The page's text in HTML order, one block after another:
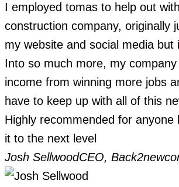
I employed tomas to help out
construction company, originally
my website and social media but
Into so much more, my company
income from winning more jobs
have to keep up with all of this
Highly recommended for anyone
it to the next level
Josh SellwoodCEO,